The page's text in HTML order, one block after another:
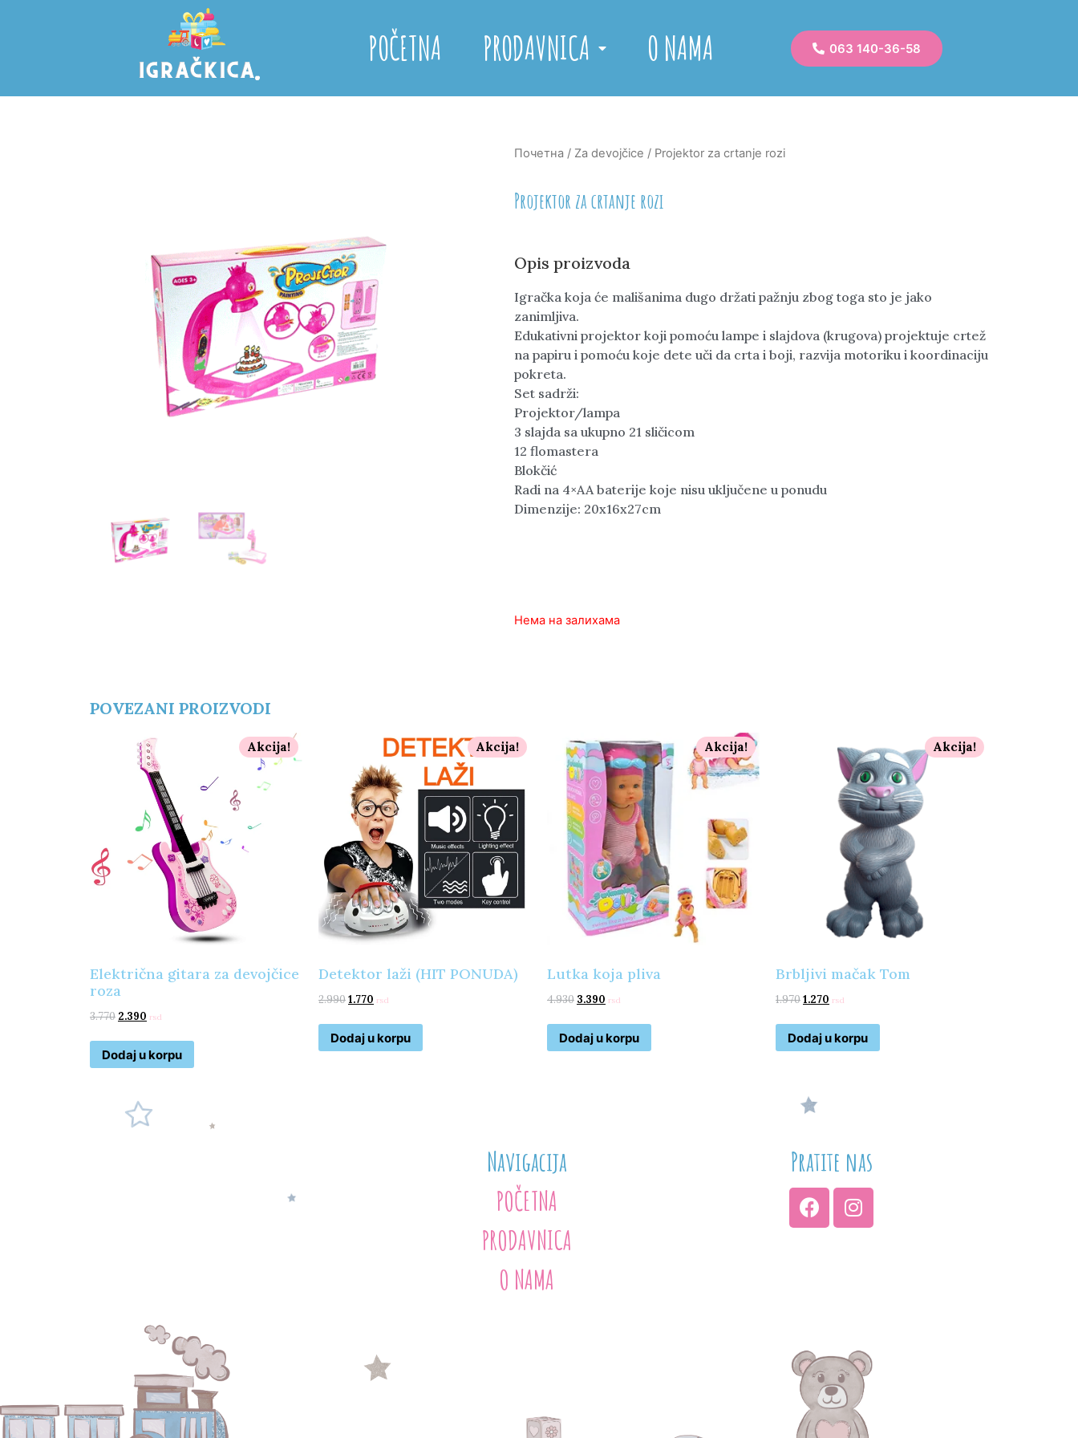
POČETNA PRODAVNICA O NAMA 063 140-36-58
Почетна / Za devojčice / Projektor za crtanje rozi
Projektor za crtanje rozi
Opis proizvoda
Igračka koja će mališanima dugo držati pažnju zbog toga sto je jako
zanimljiva.
Edukativni projektor koji pomoću lampe i slajdova (krugova) projektuje crtež
na papiru i pomoću koje dete uči da crta i boji, razvija motoriku i koordinaciju
pokreta.
Set sadrži:
Projektor/lampa
3 slajda sa ukupno 21 sličicom
12 flomastera
Blokčić
Radi na 4×AA baterije koje nisu uključene u ponudu
Dimenzije: 20x16x27cm
Нема на залихама
POVEZANI PROIZVODI
Akcija!
Električna gitara za devojčice
roza
3.770 2.390 rsd
Dodaj u korpu
Akcija!
Detektor laži (HIT PONUDA)
2.9901.770 rsd
Dodaj u korpu
Akcija!
Lutka koja pliva
4.930 3.390 rsd
Dodaj u korpu
Akcija!
Brbljivi mačak Tom
1.9701.270 rsd
Dodaj u korpu
Navigacija
POČETNA
PRODAVNICA
O NAMA
Pratite nas